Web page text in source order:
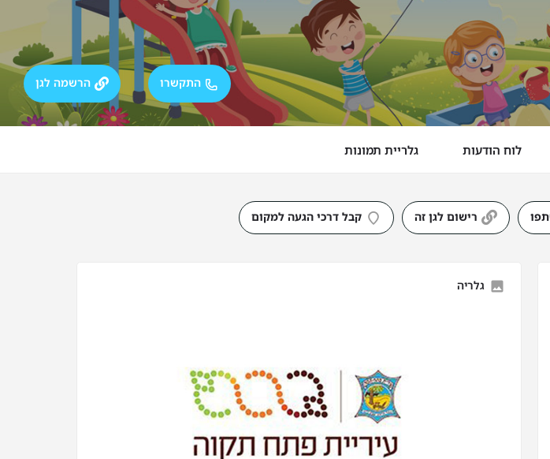
התקשרו הרשמה לגן
לוח הודעות גלריית תמונות
רישום לגן זה קבל דרכי הגעה למקום
גלריה